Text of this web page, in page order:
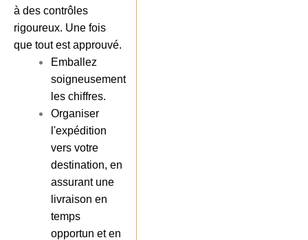
à des contrôles
rigoureux. Une fois
que tout est approuvé.
Emballez
soigneusement
les chiffres.
Organiser
l'expédition
vers votre
destination, en
assurant une
livraison en
temps
opportun et en